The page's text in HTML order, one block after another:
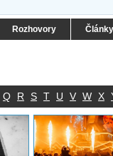
Rozhovory Články
Q R S T U V W X